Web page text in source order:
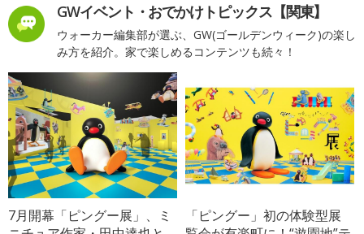
GWイベント・おでかけトピックス【関東】
ウォーカー編集部が選ぶ、GW(ゴールデンウィーク)の楽し
み方を紹介。家で楽しめるコンテンツも続々！
7月開幕「ピングー展」、ミ
「ピングー」初の体験型展